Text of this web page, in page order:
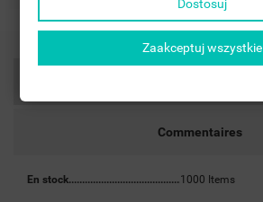
Commentaires
En stock 1000 Items
Dostosuj
Zaakceptuj wszystkie